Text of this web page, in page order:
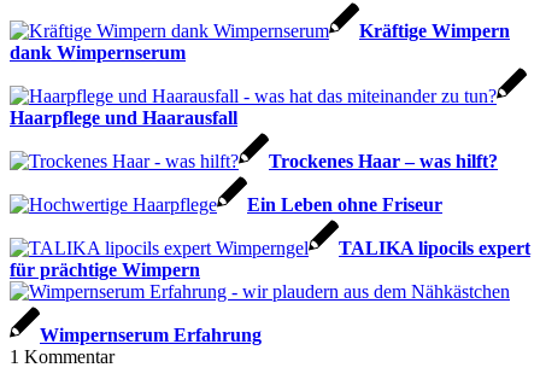
Kräftige Wimpern
dank Wimpernserum
Haarpflege und Haarausfall
Trockenes Haar – was hilft?
Ein Leben ohne Friseur
TALIKA lipocils expert
für prächtige Wimpern
Wimpernserum Erfahrung
1 Kommentar